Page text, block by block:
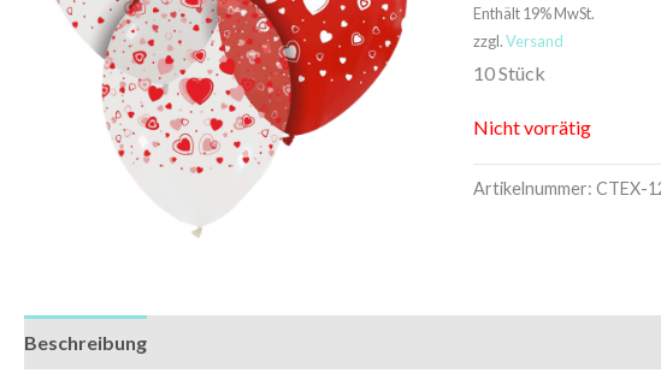
Enthält 19% MwSt.
zzgl.Versand
10 Stück
Nicht vorrätig
Artikelnummer:CTEX-
Beschreibung